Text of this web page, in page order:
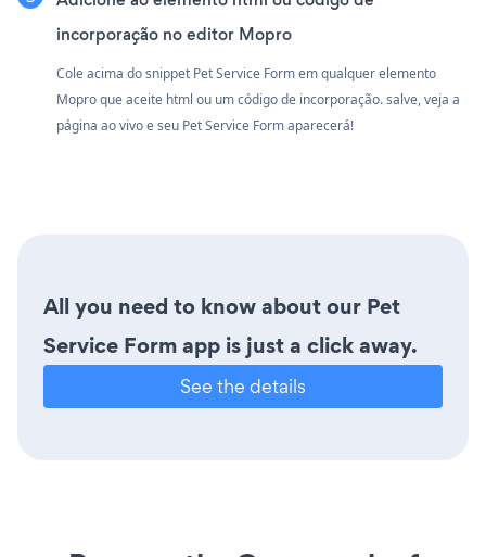
incorporação no editor Mopro
Cole acima do snippet Pet Service Form em qualquer elemento
Mopro que aceite html ou um código de incorporação. salve, veja a
página ao vivo e seu Pet Service Form aparecerá!
All you need to know about our Pet
Service Form app is just a click away.
See the details